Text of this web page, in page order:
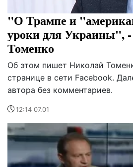
"О Трампе и
уроки для Украины",
Томенко
Об этом пишет Николай
странице в сети Facebook.
автора без комментариев.
12:14 07.01